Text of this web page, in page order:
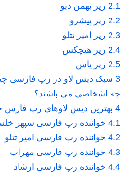
2.1 رپر بهمن دیو
2.2 رپر پیشرو
2.3 رپر امیر تتلو
2.4 رپر هیچکس
2.5 رپر یاس
3 سبک دیس لاو در رپ فارسی
چه اشخاصی می باشند؟
4 بهترین دیس لاوهای رپ فارس
4.1 خواننده رپ فارسی سپهر
4.2 خواننده رپ فارسی امیر تتلو
4.3 خواننده رپ فارسی مهراب
4.4 خواننده رپ فارسی ارشاد